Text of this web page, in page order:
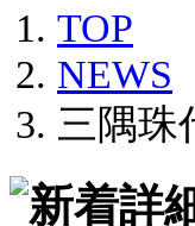
TOP
NEWS
三隅珠